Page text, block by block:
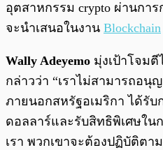
อุตสาหกรรม crypto ผ่านกา
จะนำเสนอในงาน Blockchain
Wally Adeyemo มุ่งเป้าโจมตี
กล่าวว่า “เราไม่สามารถอนุ
ภายนอกสหรัฐอเมริกา ได้รับ
ดอลลาร์และรับสิทธิพิเศษใน
เรา พวกเขาจะต้องปฏิบัติต